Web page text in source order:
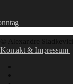
Kontakt & Impressum